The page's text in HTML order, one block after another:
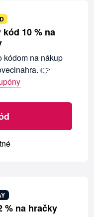
10 % na
kódom na nákup
👉
% na hračky